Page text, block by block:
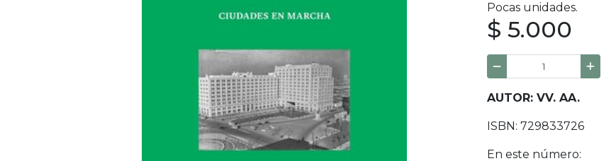
Pocas unidades.
$ 5.000
AUTOR: VV. AA.
ISBN: 729833726
En este número: